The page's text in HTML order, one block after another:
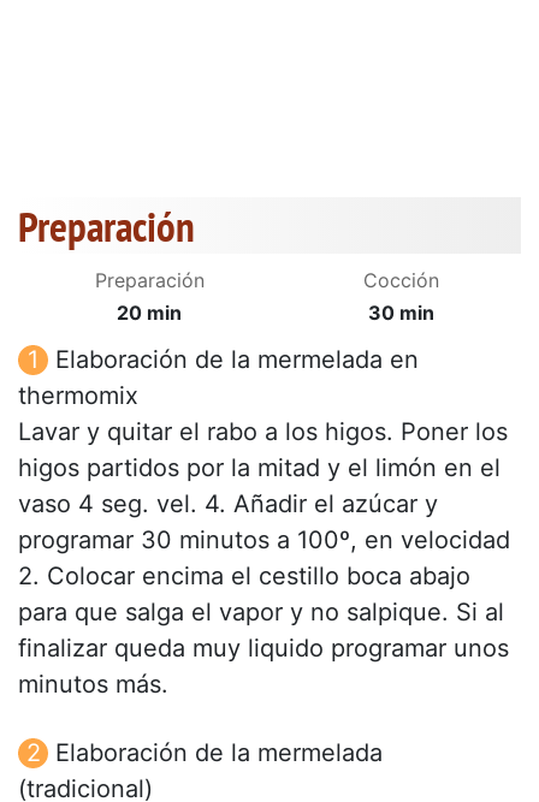
Preparación
Preparación
20 min
Cocción
30 min
Elaboración de la mermelada en
thermomix
Lavar y quitar el rabo a los higos. Poner los
higos partidos por la mitad y el limón en el
vaso 4 seg. vel. 4. Añadir el azúcar y
programar 30 minutos a 100º, en velocidad
2. Colocar encima el cestillo boca abajo
para que salga el vapor y no salpique. Si al
finalizar queda muy liquido programar unos
minutos más.
Elaboración de la mermelada
(tradicional)